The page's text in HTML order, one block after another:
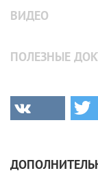
ВИДЕО
ПОЛЕЗНЫЕ